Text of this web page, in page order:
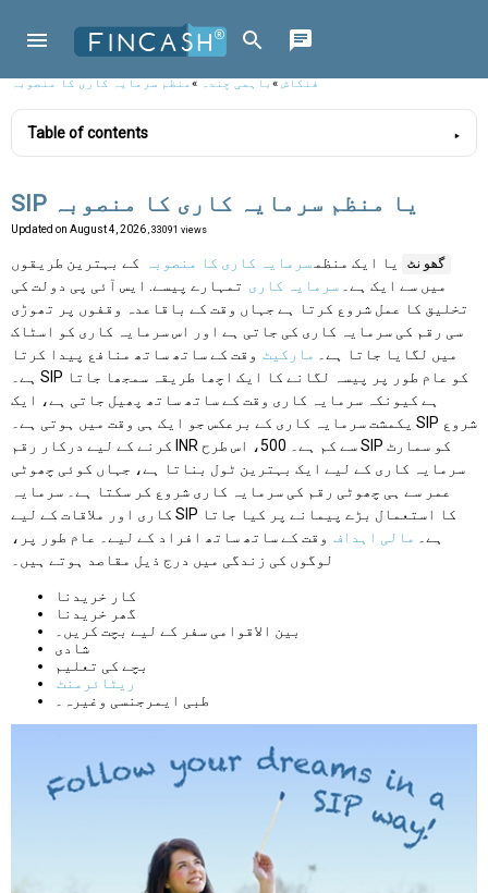
فنکاش»باہمی چندہ»منظم سرمایہ کاری کا منصوبہ
Table of contents
SIP یا منظم سرمایہ کاری کا منصوبہ
Updated on August 4, 2026 , 33091 views
گھونٹ یا ایک منظمسرمایہ کاری کا منصوبہ
کے بہترین طریقوں
میں سے ایک ہے۔ سرمایہ کاری تمہارے پیسے. ایس آئی پی دولت کی
تخلیق کا عمل شروع کرتا ہے جہاں وقت کے باقاعدہ وقفوں پر تھوڑی
سی رقم کی سرمایہ کاری کی جاتی ہے اور اس سرمایہ کاری کو اسٹاک
میں لگایا جاتا ہے۔ مارکیٹ وقت کے ساتھ ساتھ منافع پیدا کرتا
ہے۔ SIP کو عام طور پر پیسہ لگانے کا ایک اچھا طریقہ سمجھا جاتا
ہے کیونکہ سرمایہ کاری وقت کے ساتھ ساتھ پھیل جاتی ہے، ایک
یکمشت سرمایہ کاری کے برعکس جو ایک ہی وقت میں ہوتی ہے۔ SIP شروع
کرنے کے لیے درکار رقم INR سے کم ہے۔ 500، اس طرح SIP کو سمارٹ
سرمایہ کاری کے لیے ایک بہترین ٹول بناتا ہے، جہاں کوئی چھوٹی
عمر سے ہی چھوٹی رقم کی سرمایہ کاری شروع کر سکتا ہے۔ سرمایہ
کاری اور ملاقات کے لیے SIP کا استعمال بڑے پیمانے پر کیا جاتا
ہے۔ مالی اہداف وقت کے ساتھ ساتھ افراد کے لیے۔ عام طور پر،
لوگوں کی زندگی میں درج ذیل مقاصد ہوتے ہیں۔
کار خریدنا
گھر خریدنا
بین الاقوامی سفر کے لیے بچت کریں۔
شادی
بچے کی تعلیم
ریٹائرمنٹ
طبی ایمرجنسی وغیرہ۔